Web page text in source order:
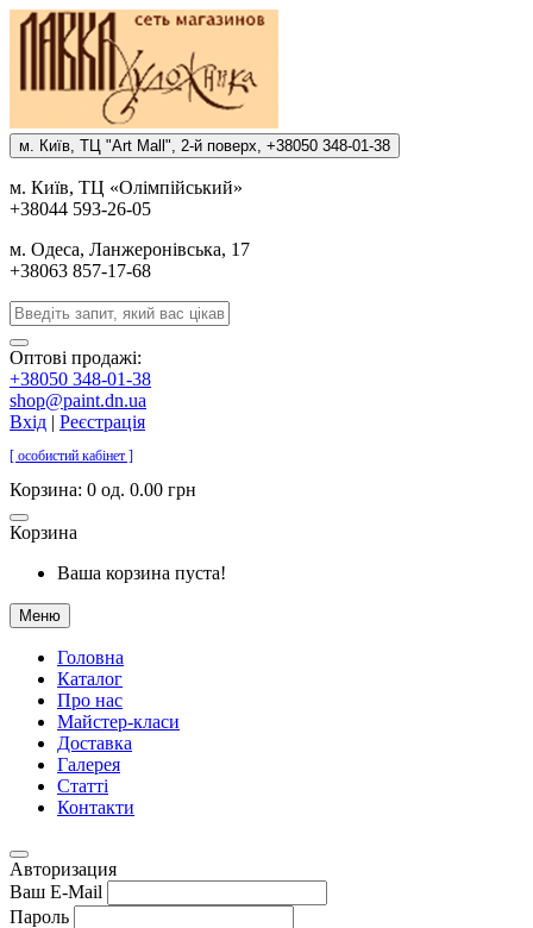
м. Киïв, ТЦ "Art Mall", 2-й поверх, +38050 348-01-38
м. Киïв, ТЦ «Олiмпiйський»
+38044 593-26-05
м. Одеса, Ланжеронiвська, 17
+38063 857-17-68
Оптові продажі:
+38050 348-01-38
shop@paint.dn.ua
Вхід | Реєстрація
[ особистий кабінет ]
Корзина: 0 од. 0.00 грн
Корзина
Ваша корзина пуста!
Меню
Головна
Каталог
Про нас
Майстер-класи
Доставка
Галерея
Статтi
Контакти
Авторизация
Ваш E-Mail
Пароль